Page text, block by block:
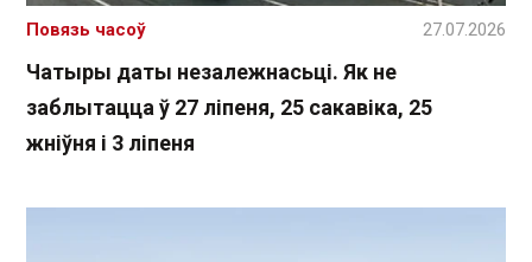
Чатыры даты незалежнасьці. Як не
заблытацца ў 27 ліпеня, 25 сакавіка, 25
жніўня і 3 ліпеня
Повязь часоў 27.07.2026